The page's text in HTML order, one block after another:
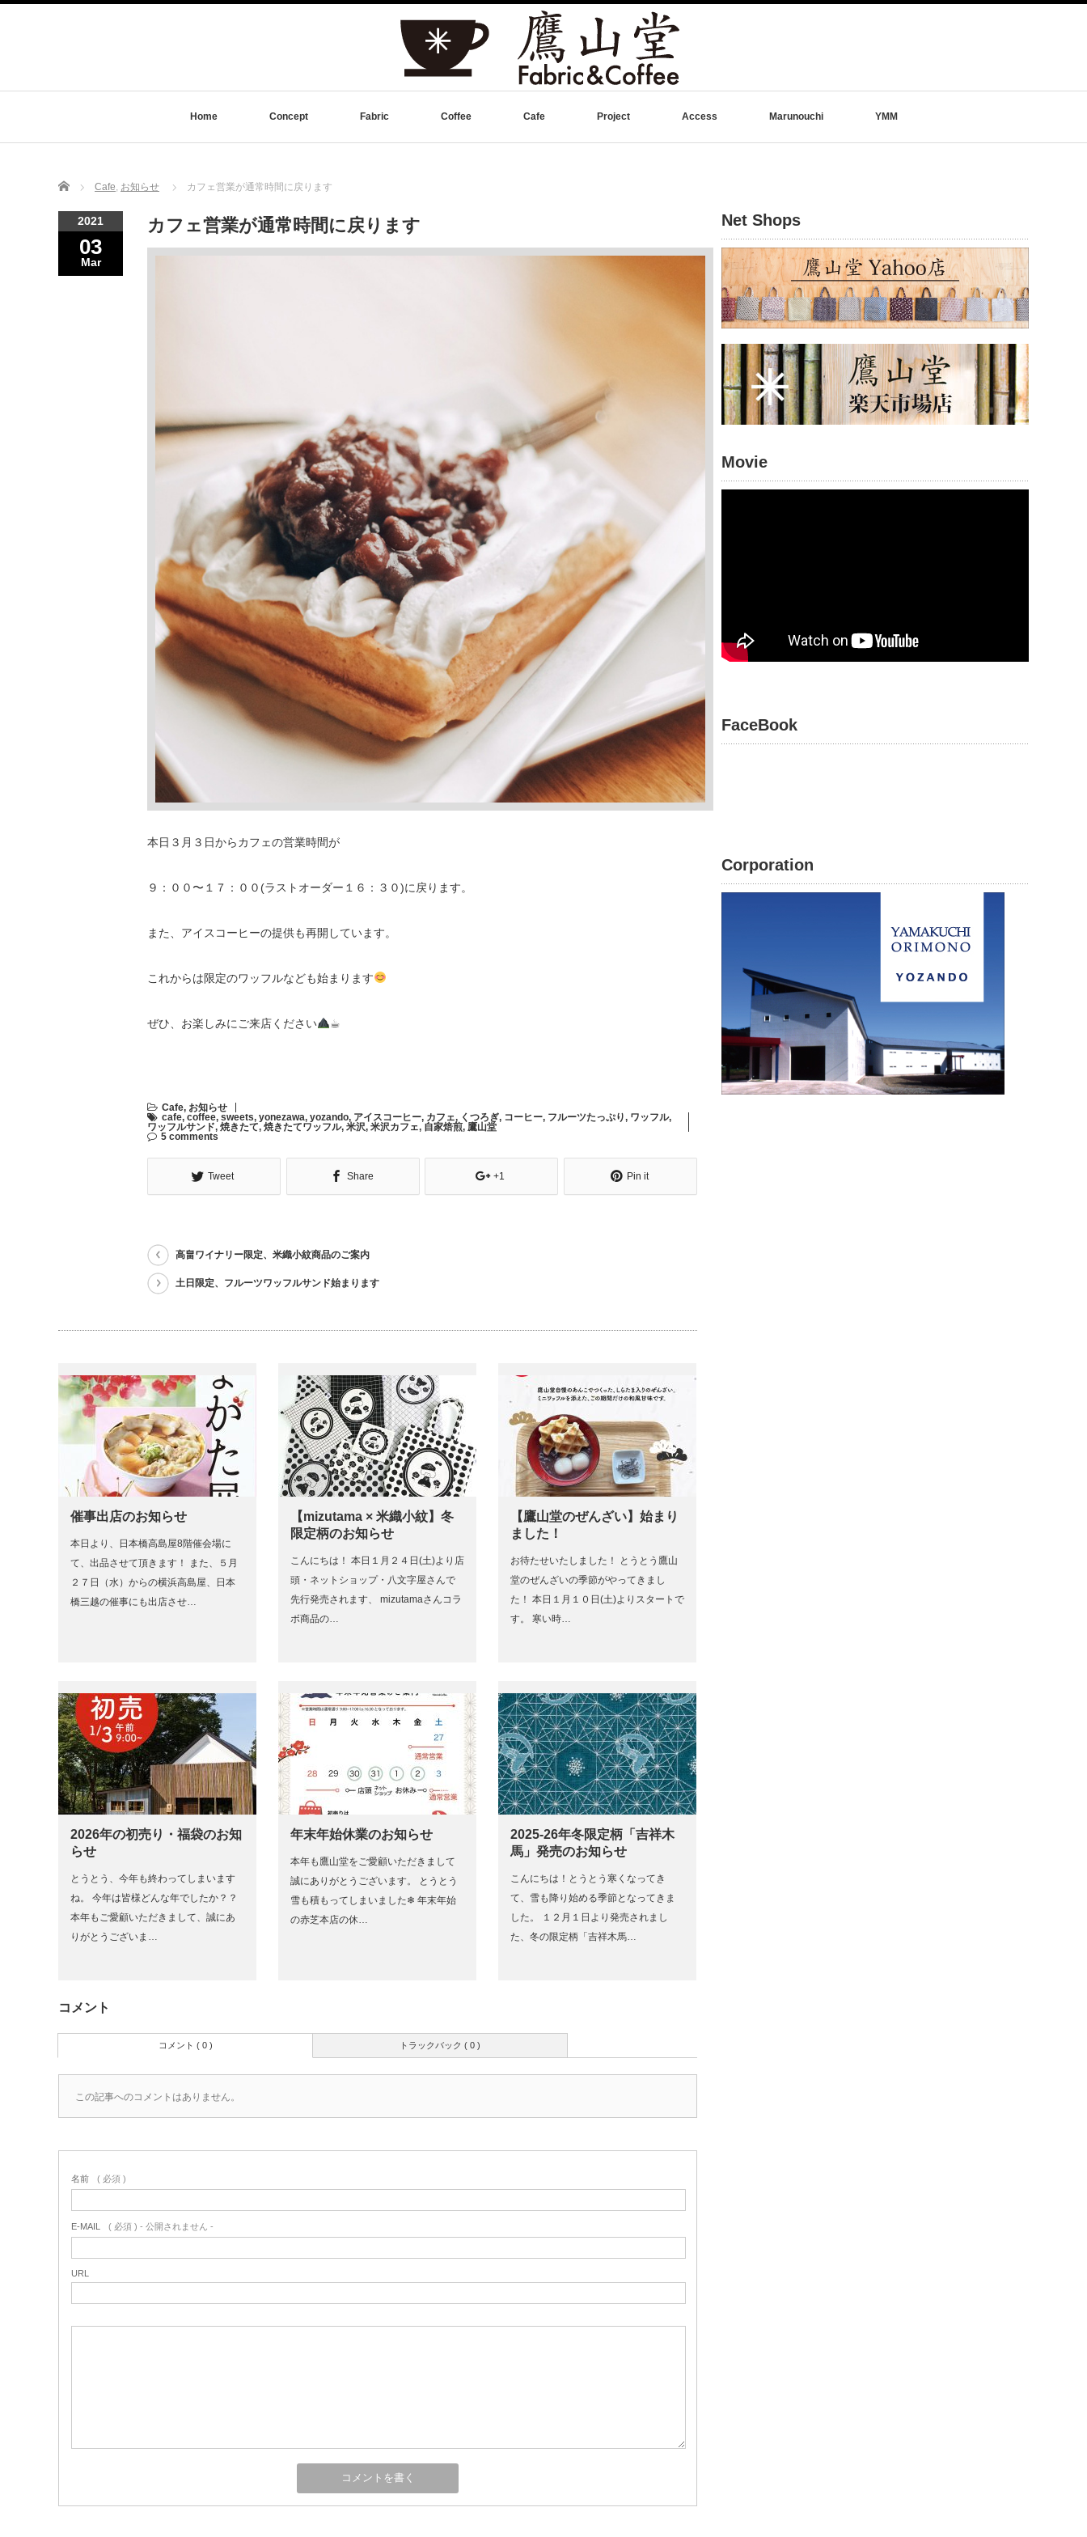
Home Concept Fabric Coffee Cafe Project Access Marunouchi YMM
Home Cafe, お知らせ カフェ営業が通常時間に戻ります
2021
03
Mar
カフェ営業が通常時間に戻ります
本日３月３日からカフェの営業時間が
９：００〜１７：００(ラストオーダー１６：３０)に戻ります。
また、アイスコーヒーの提供も再開しています。
これからは限定のワッフルなども始まります
ぜひ、お楽しみにご来店ください ☕︎
Cafe, お知らせ
cafe, coffee, sweets, yonezawa, yozando, アイスコーヒー, カフェ, くつろぎ, コーヒー, フルーツたっぷり, ワッフル,
ワッフルサンド, 焼きたて, 焼きたてワッフル, 米沢, 米沢カフェ, 自家焙煎, 鷹山堂
5 comments
Tweet Share +1 Pin it
高畠ワイナリー限定、米織小紋商品のご案内
土日限定、フルーツワッフルサンド始まります
催事出店のお知らせ
本日より、日本橋高島屋8階催会場に
て、出品させて頂きます！ また、５月
２７日（水）からの横浜高島屋、日本
橋三越の催事にも出店させ…
【mizutama × 米織小紋】冬
限定柄のお知らせ
こんにちは！ 本日１月２４日(土)より店
頭・ネットショップ・八文字屋さんで
先行発売されます、 mizutamaさんコラ
ボ商品の…
【鷹山堂のぜんざい】始まり
ました！
お待たせいたしました！ とうとう鷹山
堂のぜんざいの季節がやってきまし
た！ 本日１月１０日(土)よりスタートで
す。 寒い時…
2026年の初売り・福袋のお知
らせ
とうとう、今年も終わってしまいます
ね。 今年は皆様どんな年でしたか？？
本年もご愛顧いただきまして、誠にあ
りがとうございま…
年末年始休業のお知らせ
本年も鷹山堂をご愛顧いただきまして
誠にありがとうございます。 とうとう
雪も積もってしまいました❄︎ 年末年始
の赤芝本店の休…
2025-26年冬限定柄「吉祥木
馬」発売のお知らせ
こんにちは！とうとう寒くなってき
て、雪も降り始める季節となってきま
した。 １２月１日より発売されまし
た、冬の限定柄「吉祥木馬…
コメント
トラックバック ( 0 )
コメント ( 0 )
この記事へのコメントはありません。
名前 ( 必須 )
E-MAIL ( 必須 ) - 公開されません -
URL
Net Shops
Movie
FaceBook
Corporation